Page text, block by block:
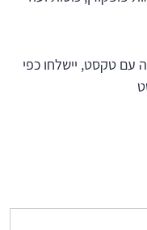
טקסט, יישלחו כפי